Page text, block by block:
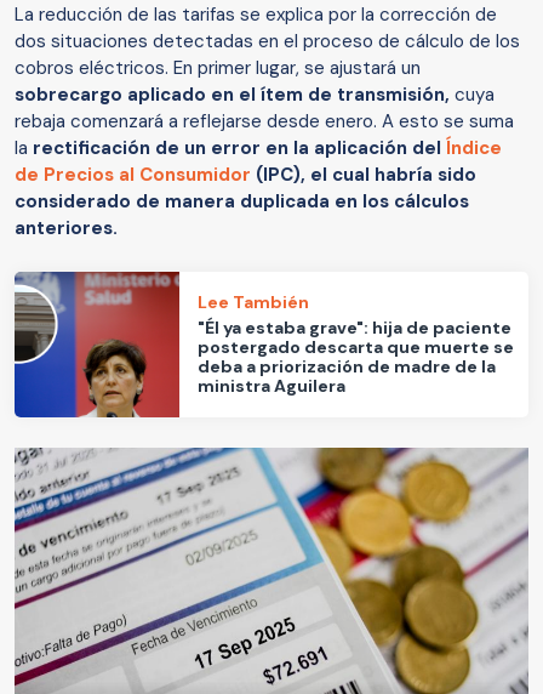
La reducción de las tarifas se explica por la corrección de
dos situaciones detectadas en el proceso de cálculo de los
cobros eléctricos. En primer lugar, se ajustará un
sobrecargo aplicado en el ítem de transmisión, cuya
rebaja comenzará a reflejarse desde enero. A esto se suma
la rectificación de un error en la aplicación del Índice
de Precios al Consumidor (IPC), el cual habría sido
considerado de manera duplicada en los cálculos
anteriores.
Lee También
"Él ya estaba grave": hija de paciente
postergado descarta que muerte se
deba a priorización de madre de la
ministra Aguilera